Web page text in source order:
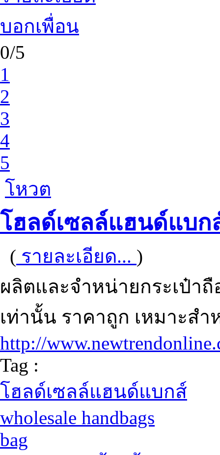
บอกเพื่อน
0/5
1
2
3
4
5
โหวต
โฮลด์เซลล์แฮนด์แบก
( รายละเอียด... )
ผลิตและจำหน่ายกระเป๋า
เท่านั้น ราคาถูก เหมาะส
http://
Tag :
โฮลด์เซลล์แฮนด์แบกส์
wholesale handbags
bag